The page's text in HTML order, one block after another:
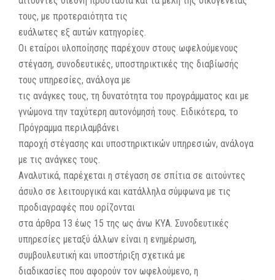
τους, με προτεραιότητα τις
ευάλωτες εξ αυτών κατηγορίες.
Οι εταίροι υλοποίησης παρέχουν στους ωφελούμενους
στέγαση, συνοδευτικές, υποστηρικτικές της διαβίωσής
τους υπηρεσίες, ανάλογα με
τις ανάγκες τους, τη δυνατότητα του προγράμματος και με
γνώμονα την ταχύτερη αυτονόμησή τους. Ειδικότερα, το
Πρόγραμμα περιλαμβάνει
παροχή στέγασης και υποστηρικτικών υπηρεσιών, ανάλογα
με τις ανάγκες τους.
Αναλυτικά, παρέχεται η στέγαση σε σπίτια σε αιτούντες
άσυλο σε λειτουργικά και κατάλληλα σύμφωνα με τις
προδιαγραφές που ορίζονται
στα άρθρα 13 έως 15 της ως άνω ΚΥΑ. Συνοδευτικές
υπηρεσίες μεταξύ άλλων είναι η ενημέρωση,
συμβουλευτική και υποστήριξη σχετικά με
διαδικασίες που αφορούν τον ωφελούμενο, η